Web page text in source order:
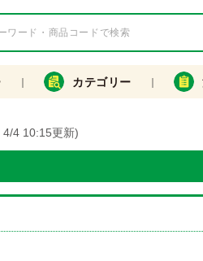
カテゴリー
4 10:15更新)